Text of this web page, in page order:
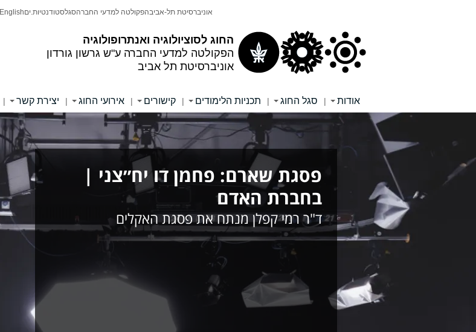
החוג לסוציולוגיה ואנתרופולוגיה
הפקולטה למדעי החברה ע"ש גרשון גורדון
אוניברסיטת תל אביב
אוניברסיטת תל-אביבהפקולטה למדעי החברהסגלסטודנטיות.יםEnglish
אודות | סגל החוג | תכניות הלימודים | קישורים | אירועי החוג | יצירת קשר |
פסגת שארם: פחמן דו יח״צני |
בחברת האדם
ד"ר רמי קפלן מנתח את פסגת האקלים